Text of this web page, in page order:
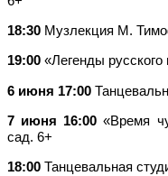
18:30 Музлекция М.
19:00 «Легенды русского
6 июня 17:00
7 июня 16:00 «Время
сад. 6+
18:00 Танцевальная